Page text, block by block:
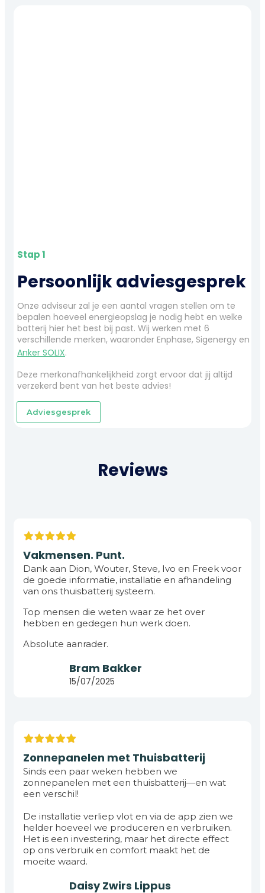
Stap 1
Persoonlijk adviesgesprek
Onze adviseur zal je een aantal vragen stellen om te
bepalen hoeveel energieopslag je nodig hebt en welke
batterij hier het best bij past. Wij werken met 6
verschillende merken, waaronder Enphase, Sigenergy en
Anker SOLIX.
Deze merkonafhankelijkheid zorgt ervoor dat jij altijd
verzekerd bent van het beste advies!
Adviesgesprek
Reviews
Vakmensen. Punt.
Dank aan Dion, Wouter, Steve, Ivo en Freek voor
de goede informatie, installatie en afhandeling
van ons thuisbatterij systeem.
Top mensen die weten waar ze het over
hebben en gedegen hun werk doen.
Absolute aanrader.
Bram Bakker
15/07/2025
Zonnepanelen met Thuisbatterij
Sinds een paar weken hebben we
zonnepanelen met een thuisbatterij—en wat
een verschil!
De installatie verliep vlot en via de app zien we
helder hoeveel we produceren en verbruiken.
Het is een investering, maar het directe effect
op ons verbruik en comfort maakt het de
moeite waard.
Daisy Zwirs Lippus